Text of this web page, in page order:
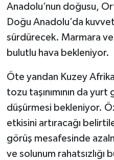
Anadolu’nun doğusu,
Doğu Anadolu’da
sürdürecek. Marmara ve
bulutlu hava bekleniyor.
Öte yandan Kuzey
tozu taşınımının da
düşürmesi bekleniyor.
etkisini artıracağı
görüş mesafesinde
ve solunum rahatsızlığı